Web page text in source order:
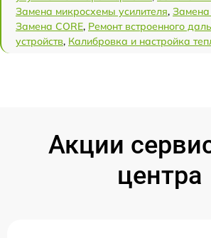
Замена микросхемы усилителя, Замена
Замена CORE, Ремонт встроенного
устройств, Калибровка и настройка
Акции
центра